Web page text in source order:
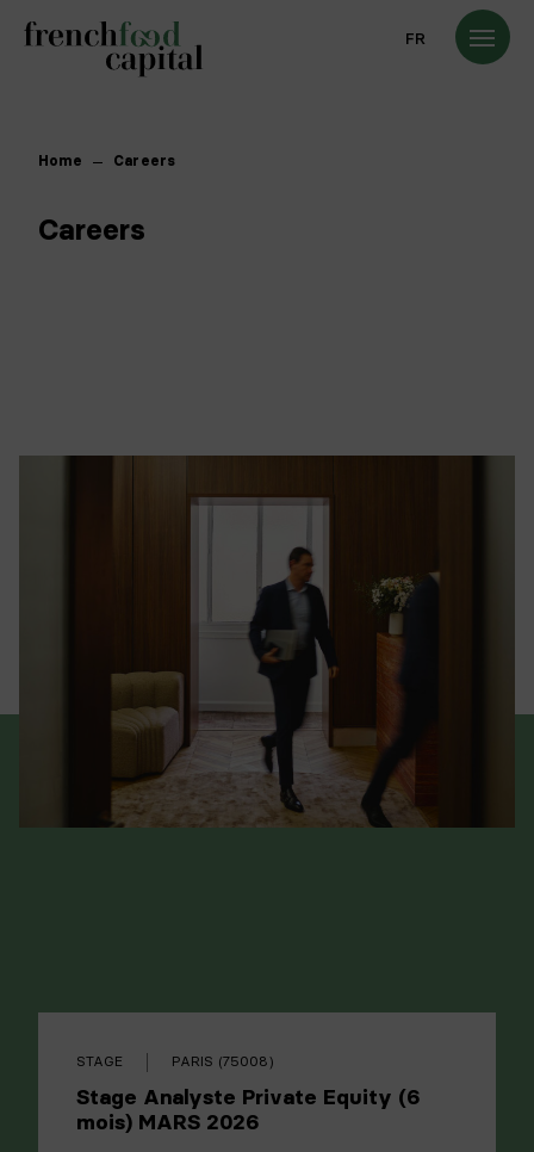
FR
Home Careers
Careers
STAGE PARIS (75008)
Stage Analyste Private Equity (6
mois) MARS 2026